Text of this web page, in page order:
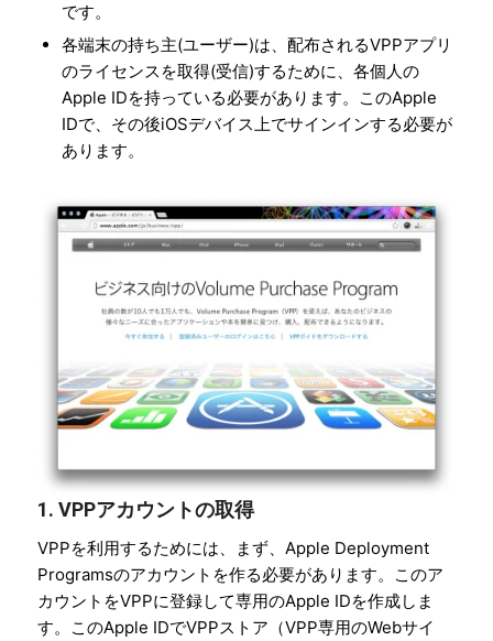
です。
各端末の持ち主(ユーザー)は、配布されるVPPアプリ
のライセンスを取得(受信)するために、各個人の
Apple IDを持っている必要があります。このApple
IDで、その後iOSデバイス上でサインインする必要が
あります。
1. VPPアカウントの取得
VPPを利用するためには、まず、Apple Deployment
Programsのアカウントを作る必要があります。このア
カウントをVPPに登録して専用のApple IDを作成しま
す。このApple IDでVPPストア（VPP専用のWebサイ